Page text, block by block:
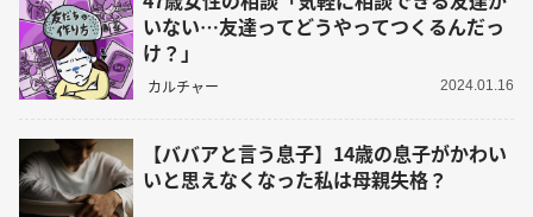
いない…友達ってどうやってつくるんだっ
け？」
カルチャー 2024.01.16
【ババアと言う息子】14歳の息子がかわい
いと思えなくなった私は母親失格？